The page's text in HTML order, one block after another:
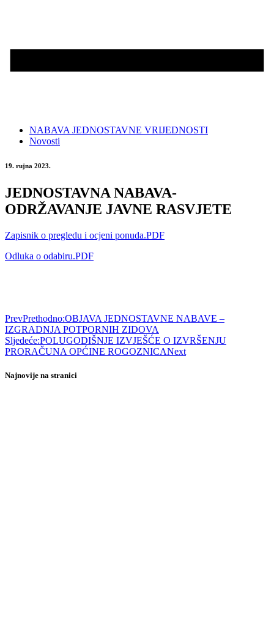
NABAVA JEDNOSTAVNE VRIJEDNOSTI
Novosti
19. rujna 2023.
JEDNOSTAVNA NABAVA-
ODRŽAVANJE JAVNE RASVJETE
Zapisnik o pregledu i ocjeni ponuda.PDF
Odluka o odabiru.PDF
PrevPrethodno:OBJAVA JEDNOSTAVNE NABAVE –
IZGRADNJA POTPORNIH ZIDOVA
Sljedeće:POLUGODIŠNJE IZVJEŠĆE O IZVRŠENJU
PRORAČUNA OPĆINE ROGOZNICANext
Najnovije na stranici